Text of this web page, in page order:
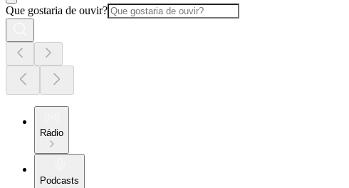
Que gostaria de ouvir?
Rádio
Podcasts